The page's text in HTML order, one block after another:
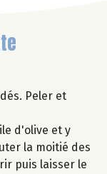
Peler et
d'olive et y
la moitié des
puis laisser le